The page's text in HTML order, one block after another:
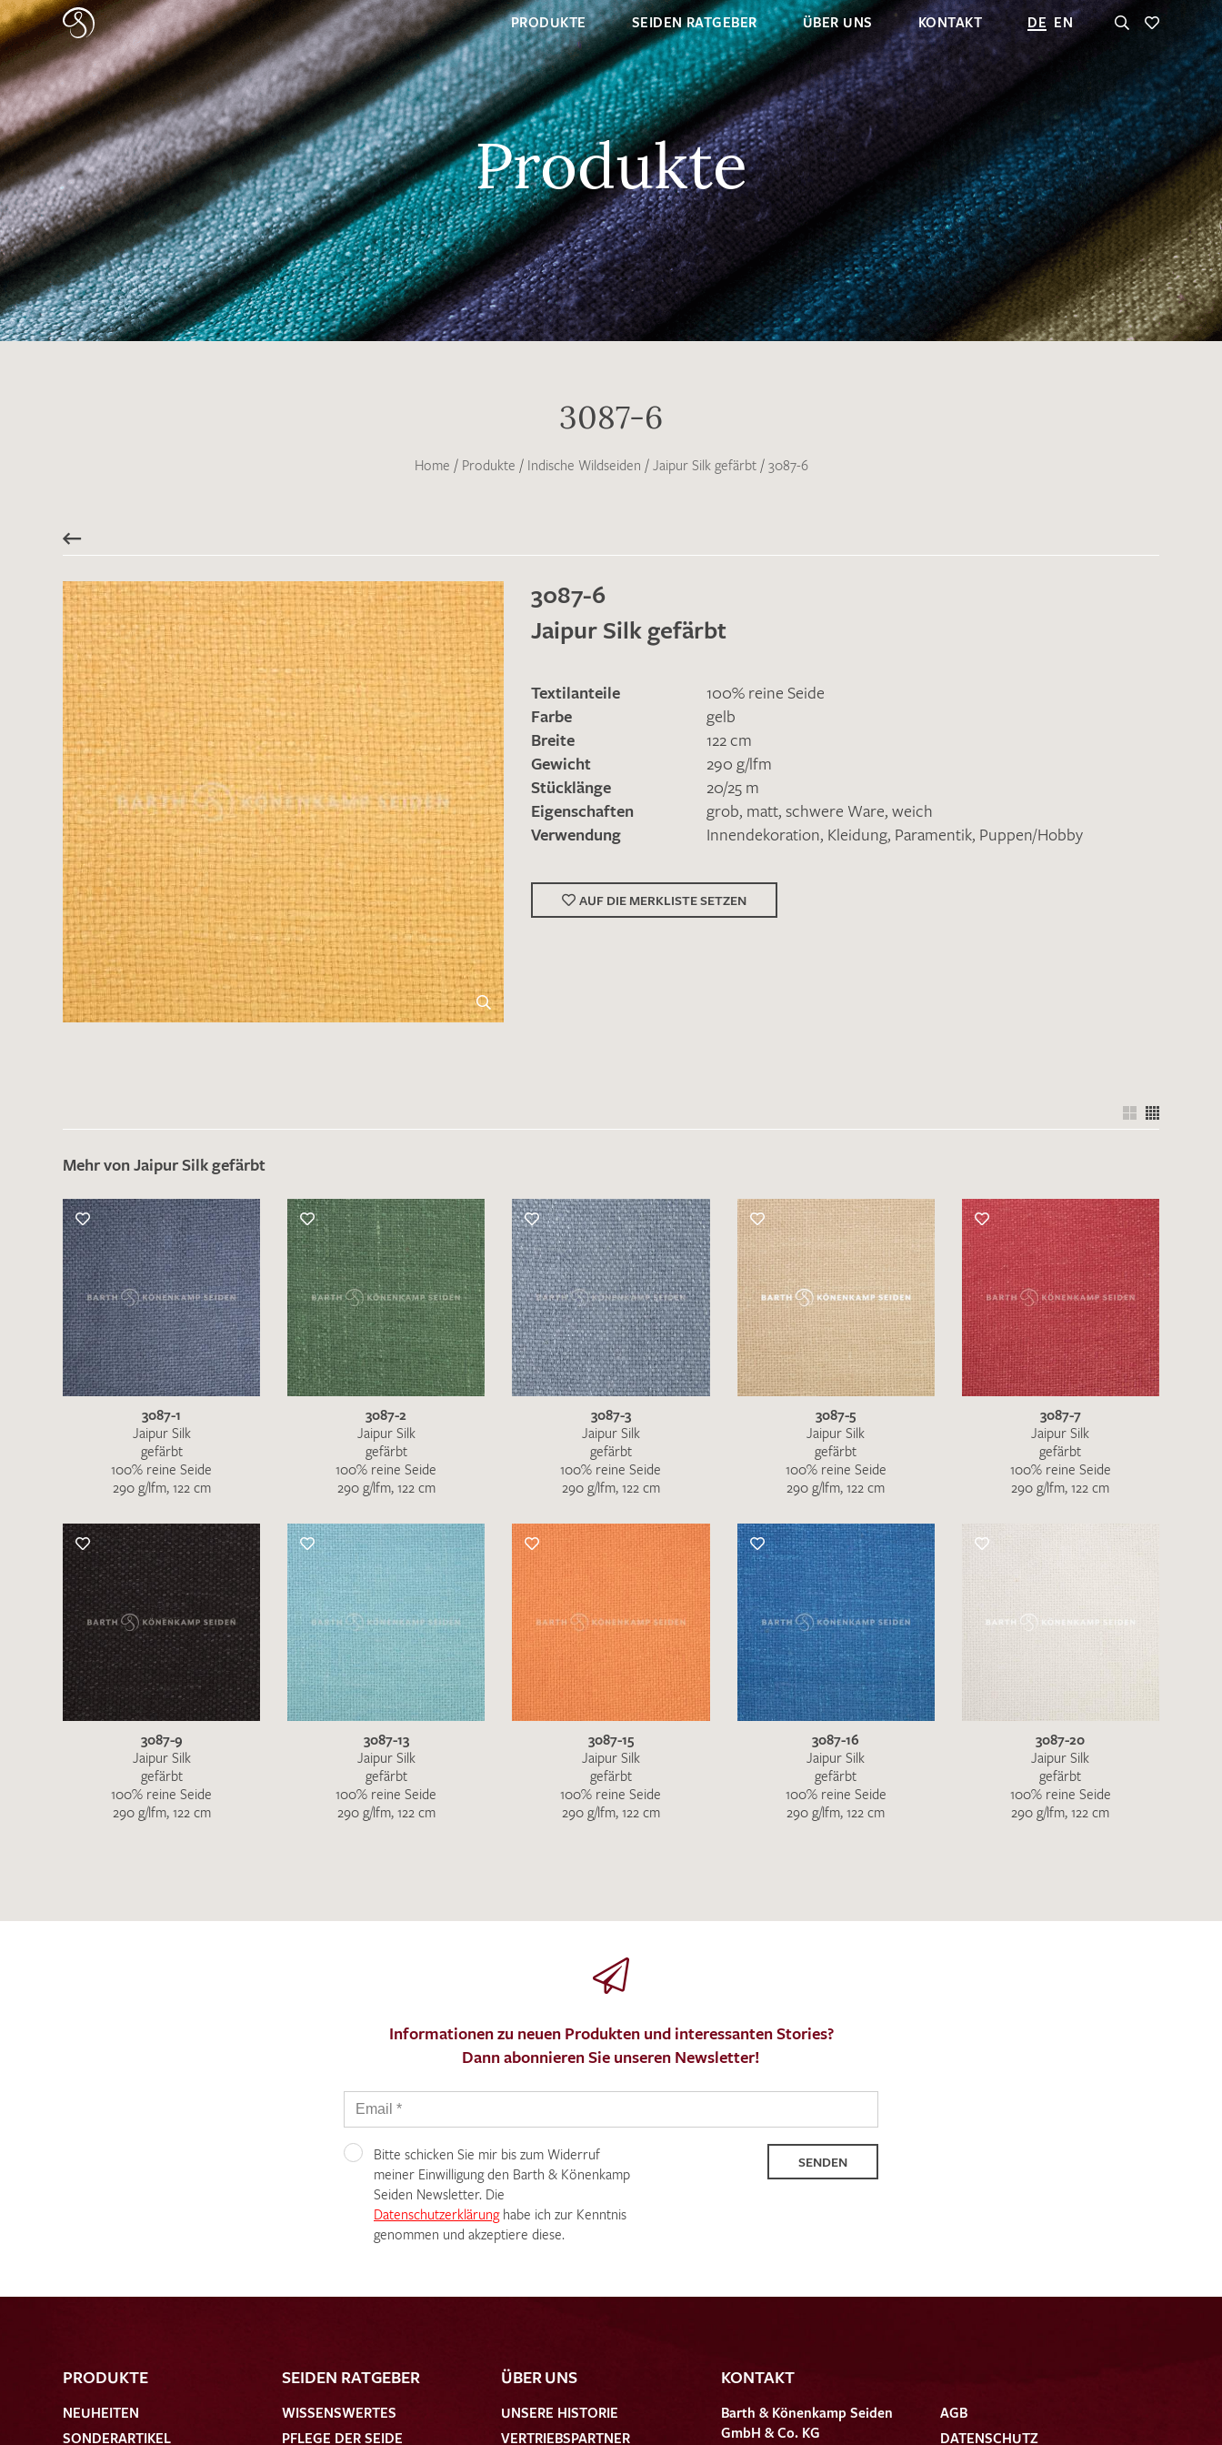
PRODUKTE SEIDEN RATGEBER ÜBER UNS KONTAKT DE EN
Es sind bisher keine Produkte auf Ihrer
Sollten Sie dennoch eine individuelle
Musteranfrage stellen wollen, vermerken
Sie diese bitte im Feld "Anmerkungen".
Leider ist das Kontaktformular zum aktuellen Zeitpunkt nicht funktionstüchtig. Bitte
schreiben Sie eine E-Mail mit ihren Kontaktdaten direkt aninfo@barth-seiden.de.
Wir arbeiten schnellstmöglich an einer Lösung – Danke!
Ich bin damit einverstanden, dass meine angegebenen Daten zur Beantwortung meiner Musteranfrage
genutzt werden. DieDatenschutzbestimmungen habe ich zur Kenntnis genommen und akzeptiere diese.
Produkte
3087-6
Home / Produkte / Indische Wildseiden / Jaipur Silk gefärbt / 3087-6
3087-6
Jaipur Silk gefärbt
Textilanteile
100% reine Seide
Farbe
gelb
Breite
122 cm
Gewicht
290 g/lfm
Stücklänge
20/25 m
Eigenschaften
grob, matt, schwere Ware, weich
Verwendung
Innendekoration, Kleidung, Paramentik, Puppen/Hobby
AUF DIE MERKLISTE SETZEN
Mehr von Jaipur Silk gefärbt
3087-1
Jaipur Silk
gefärbt
100% reine Seide
290 g/lfm, 122 cm
3087-2
Jaipur Silk
gefärbt
100% reine Seide
290 g/lfm, 122 cm
3087-3
Jaipur Silk
gefärbt
100% reine Seide
290 g/lfm, 122 cm
3087-5
Jaipur Silk
gefärbt
100% reine Seide
290 g/lfm, 122 cm
3087-7
Jaipur Silk
gefärbt
100% reine Seide
290 g/lfm, 122 cm
3087-9
Jaipur Silk
gefärbt
100% reine Seide
290 g/lfm, 122 cm
3087-13
Jaipur Silk
gefärbt
100% reine Seide
290 g/lfm, 122 cm
3087-15
Jaipur Silk
gefärbt
100% reine Seide
290 g/lfm, 122 cm
3087-16
Jaipur Silk
gefärbt
100% reine Seide
290 g/lfm, 122 cm
3087-20
Jaipur Silk
gefärbt
100% reine Seide
290 g/lfm, 122 cm
Informationen zu neuen Produkten und interessanten Stories?
Dann abonnieren Sie unseren Newsletter!
Bitte schicken Sie mir bis zum Widerruf
meiner Einwilligung den Barth & Könenkamp
Seiden Newsletter. Die
Datenschutzerklärunghabe ich zur Kenntnis
genommen und akzeptiere diese.
SENDEN
PRODUKTE
NEUHEITEN
SONDERARTIKEL
SEIDEN RATGEBER
WISSENSWERTES
PFLEGE DER SEIDE
ÜBER UNS
UNSERE HISTORIE
VERTRIEBSPARTNER
KONTAKT
Barth & Könenkamp Seiden
GmbH & Co. KG
AGB
DATENSCHUTZ